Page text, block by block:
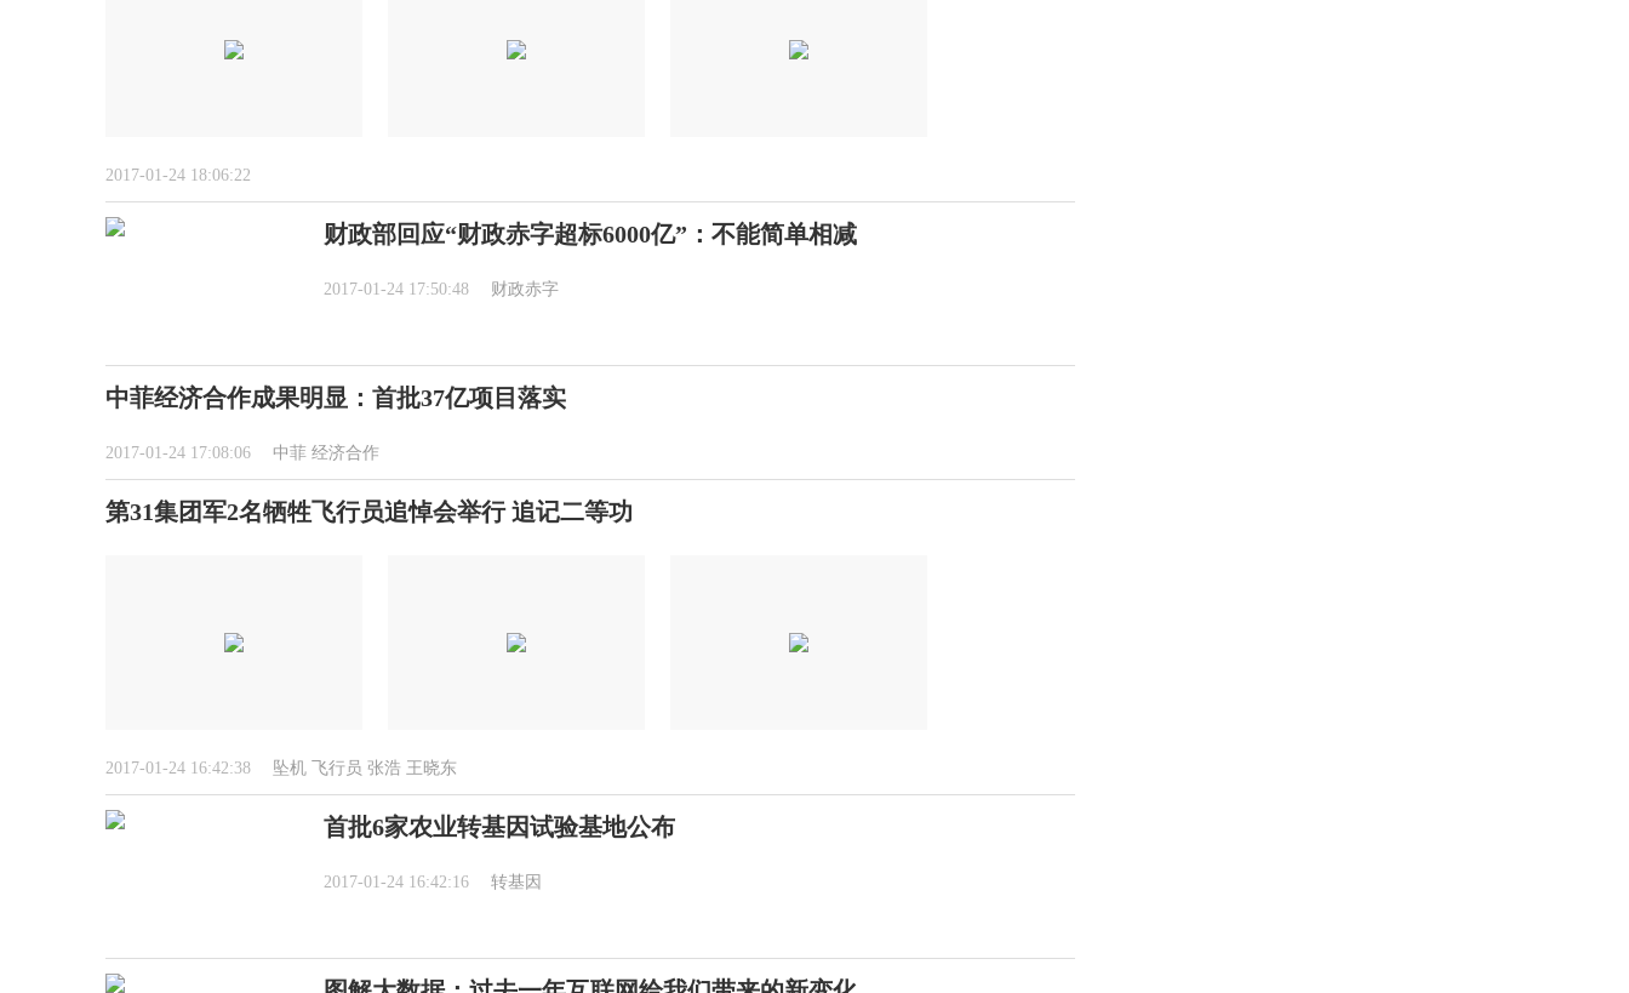
2017-01-24 18:06:22
财政部回应“财政赤字超标6000亿”：不能简单相减
2017-01-24 17:50:48 财政赤字
中菲经济合作成果明显：首批37亿项目落实
2017-01-24 17:08:06 中菲 经济合作
第31集团军2名牺牲飞行员追悼会举行 追记二等功
2017-01-24 16:42:38 坠机 飞行员 张浩 王晓东
首批6家农业转基因试验基地公布
2017-01-24 16:42:16 转基因